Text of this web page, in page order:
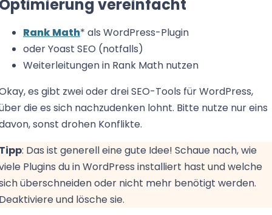
vereinfacht
Rank Math* als WordPress-Plugin
oder Yoast SEO (notfalls)
Weiterleitungen in Rank Math nutzen
es gibt zwei oder drei SEO-Tools für WordPress,
die es sich nachzudenken lohnt. Bitte nutze nur eins
sonst drohen Konflikte.
: Das ist generell eine gute Idee! Schaue nach, wie
Plugins du in WordPress installiert hast und welche
überschneiden oder nicht mehr benötigt werden.
und lösche sie.